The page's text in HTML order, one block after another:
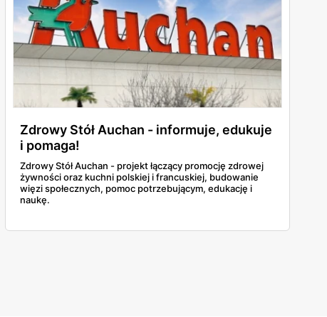
Zdrowy Stół Auchan - informuje, edukuje
i pomaga!
Zdrowy Stół Auchan - projekt łączący promocję zdrowej
żywności oraz kuchni polskiej i francuskiej, budowanie
więzi społecznych, pomoc potrzebującym, edukację i
naukę.